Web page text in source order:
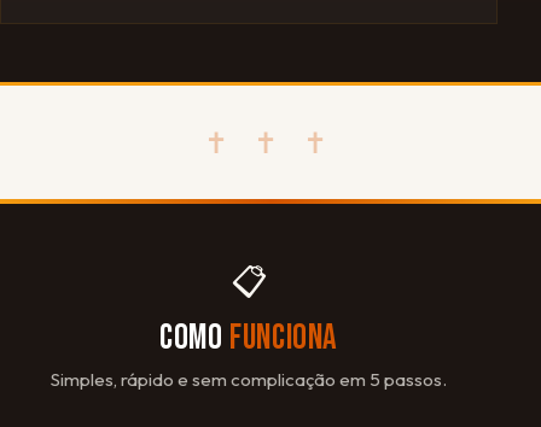
✝ ✝ ✝
📋
COMO FUNCIONA
Simples, rápido e sem complicação em 5 passos.